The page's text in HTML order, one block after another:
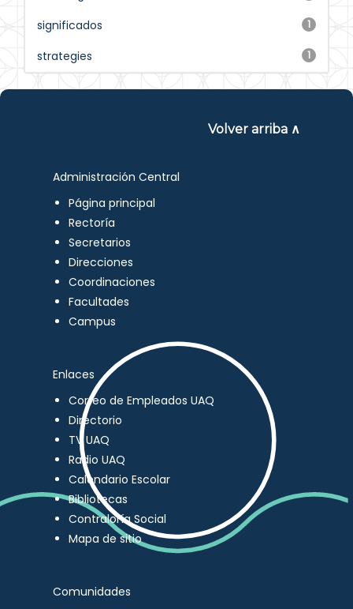
1
significados
1
strategies
Volver arriba ∧
Administración Central
Página principal
Rectoría
Secretarios
Direcciones
Coordinaciones
Facultades
Campus
Enlaces
Correo de Empleados UAQ
Directorio
TV UAQ
Radio UAQ
Calendario Escolar
Bibliotecas
Contraloría Social
Mapa de sitio
Comunidades